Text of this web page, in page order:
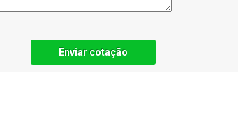
Enviar cotação